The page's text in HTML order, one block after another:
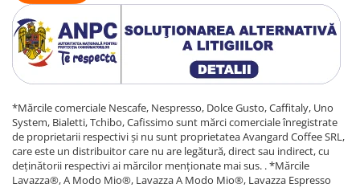
*Mărcile comerciale Nescafe, Nespresso, Dolce Gusto, Caffitaly, Uno
System, Bialetti, Tchibo, Cafissimo sunt mărci comerciale înregistrate
de proprietarii respectivi și nu sunt proprietatea Avangard Coffee SRL,
care este un distribuitor care nu are legătură, direct sau indirect, cu
deținătorii respectivi ai mărcilor menționate mai sus. . *Mărcile
Lavazza®, A Modo Mio®, Lavazza A Modo Mio®, Lavazza Espresso